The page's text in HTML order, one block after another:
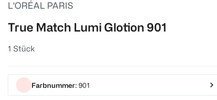
L'ORÉAL PARIS
True Match Lumi Glotion 901
1 Stück
Farbnummer: 901